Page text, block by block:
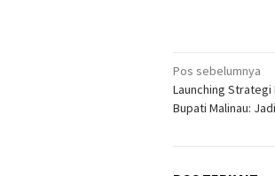
Navigasi
pos
Pos sebelumnya
Launching Strategi
Bupati Malinau: